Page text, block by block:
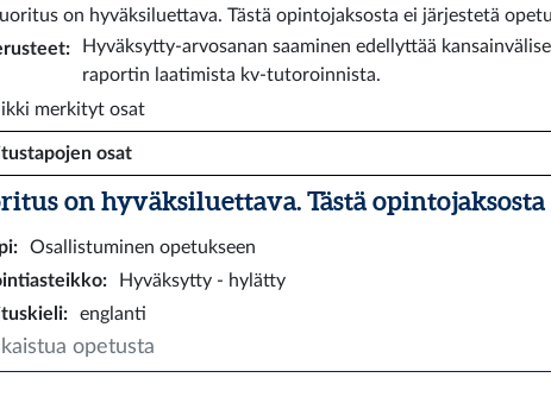
on hyväksiluettava. Tästä opintojaksosta ei järjestetä
:
Hyväksytty-arvosanan saaminen edellyttää
raportin laatimista kv-tutoroinnista.
merkityt osat
osat
on hyväksiluettava. Tästä opintojaksosta
:
Osallistuminen opetukseen
:
Hyväksytty - hylätty
: englanti
opetusta